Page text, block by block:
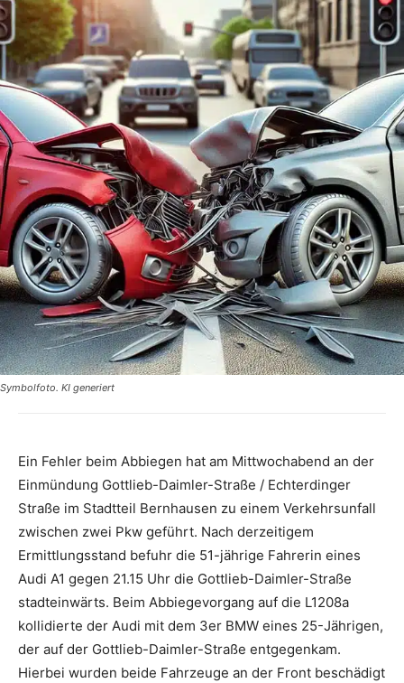
Symbolfoto. KI generiert
Ein Fehler beim Abbiegen hat am Mittwochabend an der
Einmündung Gottlieb-Daimler-Straße / Echterdinger
Straße im Stadtteil Bernhausen zu einem Verkehrsunfall
zwischen zwei Pkw geführt. Nach derzeitigem
Ermittlungsstand befuhr die 51-jährige Fahrerin eines
Audi A1 gegen 21.15 Uhr die Gottlieb-Daimler-Straße
stadteinwärts. Beim Abbiegevorgang auf die L1208a
kollidierte der Audi mit dem 3er BMW eines 25-Jährigen,
der auf der Gottlieb-Daimler-Straße entgegenkam.
Hierbei wurden beide Fahrzeuge an der Front beschädigt